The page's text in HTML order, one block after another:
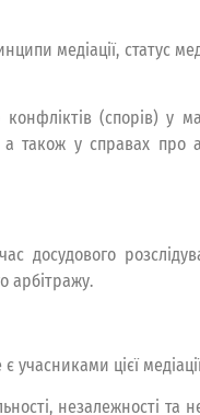
медіації, статус
(спорів) у
також у справах про
досудового
арбітражу.
цієї
незалежності та